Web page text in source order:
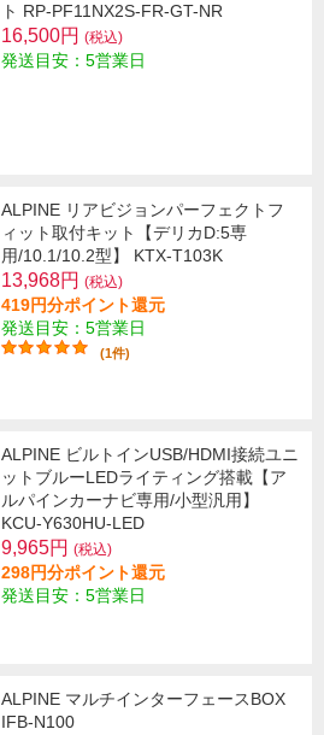
ト RP-PF11NX2S-FR-GT-NR
16,500円 (税込)
発送目安：5営業日
ALPINE リアビジョンパーフェクトフ
ィット取付キット【デリカD:5専
用/10.1/10.2型】 KTX-T103K
13,968円 (税込)
419円分ポイント還元
発送目安：5営業日
(1件)
ALPINE ビルトインUSB/HDMI接続ユニ
ットブルーLEDライティング搭載【ア
ルパインカーナビ専用/小型汎用】
KCU-Y630HU-LED
9,965円 (税込)
298円分ポイント還元
発送目安：5営業日
ALPINE マルチインターフェースBOX
IFB-N100